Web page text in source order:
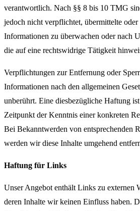
verantwortlich. Nach §§ 8 bis 10 TMG
jedoch nicht verpflichtet, übermittelte oder
Informationen zu überwachen oder nach
die auf eine rechtswidrige Tätigkeit
Verpflichtungen zur Entfernung oder
Informationen nach den allgemeinen
unberührt. Eine diesbezügliche Haftung
Zeitpunkt der Kenntnis einer konkreten
Bei Bekanntwerden von entsprechenden
werden wir diese Inhalte umgehend
Haftung für Links
Unser Angebot enthält Links zu externen
deren Inhalte wir keinen Einfluss haben.